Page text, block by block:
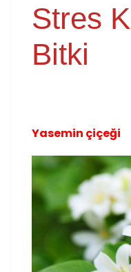
Stres
Bitki
Yasemin çiçeği